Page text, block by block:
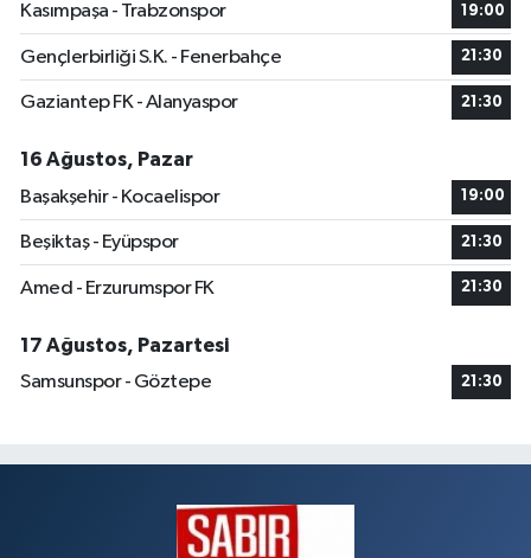
Kasımpaşa - Trabzonspor 19:00
Gençlerbirliği S.K. - Fenerbahçe 21:30
Gaziantep FK - Alanyaspor 21:30
16 Ağustos, Pazar
Başakşehir - Kocaelispor
19:00
Beşiktaş - Eyüpspor 21:30
Amed - Erzurumspor FK 21:30
17 Ağustos, Pazartesi
Samsunspor - Göztepe
21:30